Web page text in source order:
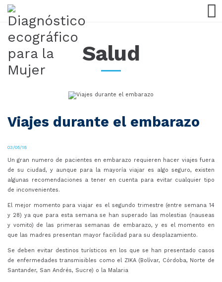
Salud
Viajes durante el embarazo
03/05/18
Un gran numero de pacientes en embarazo requieren hacer viajes fuera
de su ciudad, y aunque para la mayoría viajar es algo seguro, existen
algunas recomendaciones a tener en cuenta para evitar cualquier tipo
de inconvenientes.
El mejor momento para viajar es el segundo trimestre (entre semana 14
y 28) ya que para esta semana se han superado las molestias (nauseas
y vomito) de las primeras semanas de embarazo, y es el momento en
que las madres presentan mayor facilidad para su desplazamiento.
Se deben evitar destinos turísticos en los que se han presentado casos
de enfermedades transmisibles como el ZIKA (Bolívar, Córdoba, Norte de
Santander, San Andrés, Sucre) o la Malaria